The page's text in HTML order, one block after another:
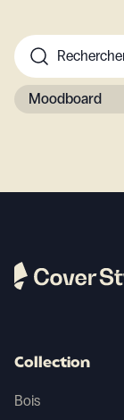
Moodboard
Collection
Bois